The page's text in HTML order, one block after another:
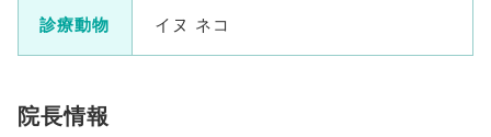
診療動物 イヌ ネコ
院長情報